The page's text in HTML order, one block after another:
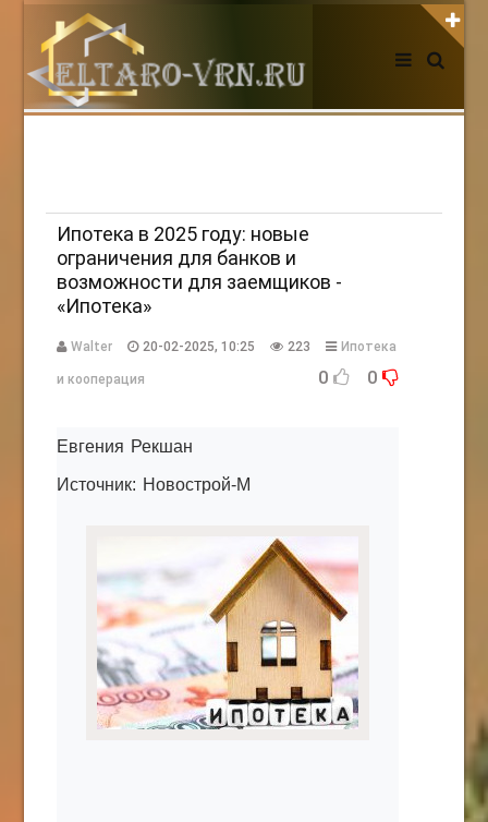
АВТОРИЗАЦИЯ НА САЙТЕ
Регистрация
НОВОСТИ СЕГОДНЯ
Edgarpo26@gmail.com
axin.ed@yandex.ru
yrikf40@gmail.com
Eltaro-Vrn.ru
Ипотека в 2025 году: новые
ограничения для банков и
возможности для заемщиков -
«Ипотека»
Walter 20-02-2025, 10:25 223 Ипотека
и кооперация 0 0
Евгения Рекшан
Источник: Новострой-М